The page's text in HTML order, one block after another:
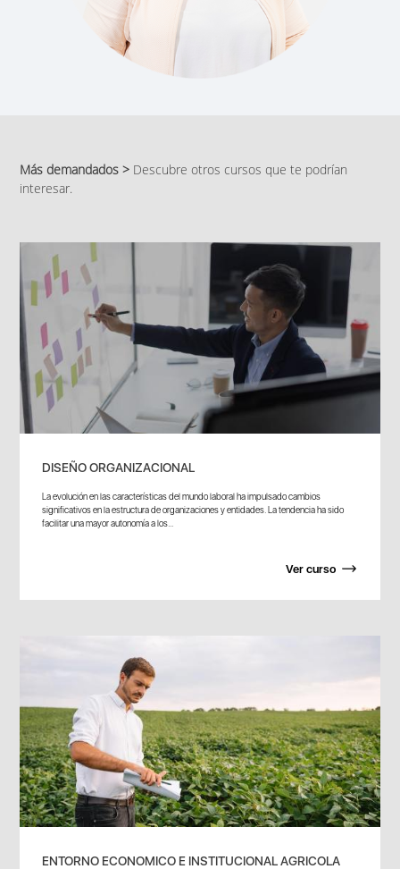
Más demandados > Descubre otros cursos que te podrían
interesar.
DISEÑO ORGANIZACIONAL
La evolución en las características del mundo laboral ha impulsado cambios
significativos en la estructura de organizaciones y entidades. La tendencia ha sido
facilitar una mayor autonomía a los...
Ver curso
ENTORNO ECONOMICO E INSTITUCIONAL AGRICOLA